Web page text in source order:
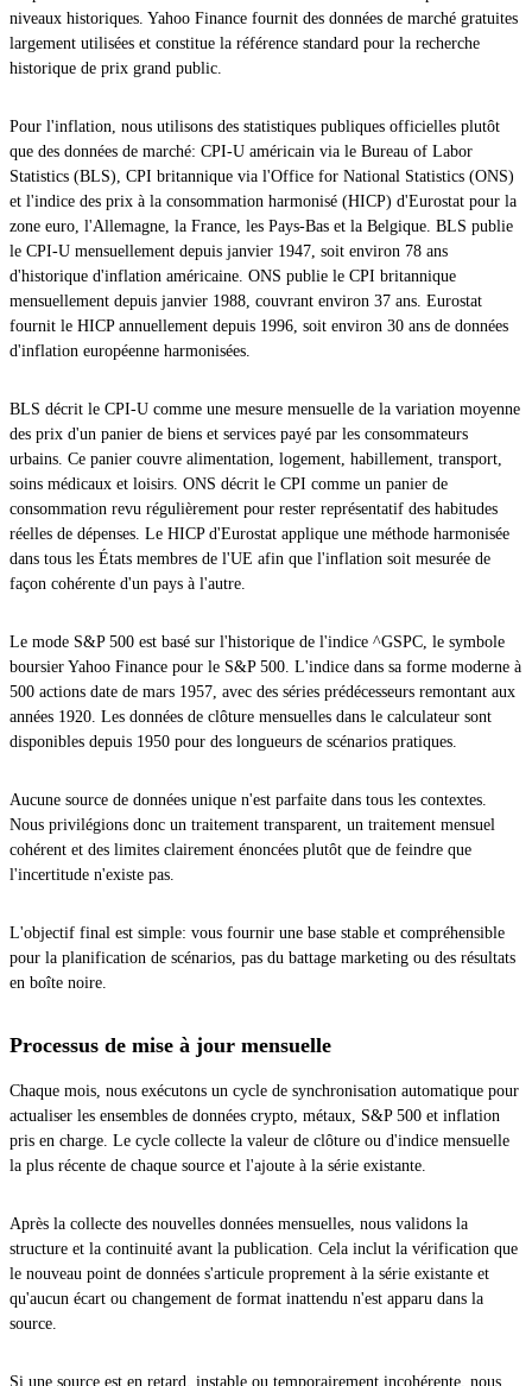
niveaux historiques. Yahoo Finance fournit des données de marché gratuites
largement utilisées et constitue la référence standard pour la recherche
historique de prix grand public.
Pour l'inflation, nous utilisons des statistiques publiques officielles plutôt
que des données de marché: CPI-U américain via le Bureau of Labor
Statistics (BLS), CPI britannique via l'Office for National Statistics (ONS)
et l'indice des prix à la consommation harmonisé (HICP) d'Eurostat pour la
zone euro, l'Allemagne, la France, les Pays-Bas et la Belgique. BLS publie
le CPI-U mensuellement depuis janvier 1947, soit environ 78 ans
d'historique d'inflation américaine. ONS publie le CPI britannique
mensuellement depuis janvier 1988, couvrant environ 37 ans. Eurostat
fournit le HICP annuellement depuis 1996, soit environ 30 ans de données
d'inflation européenne harmonisées.
BLS décrit le CPI-U comme une mesure mensuelle de la variation moyenne
des prix d'un panier de biens et services payé par les consommateurs
urbains. Ce panier couvre alimentation, logement, habillement, transport,
soins médicaux et loisirs. ONS décrit le CPI comme un panier de
consommation revu régulièrement pour rester représentatif des habitudes
réelles de dépenses. Le HICP d'Eurostat applique une méthode harmonisée
dans tous les États membres de l'UE afin que l'inflation soit mesurée de
façon cohérente d'un pays à l'autre.
Le mode S&P 500 est basé sur l'historique de l'indice ^GSPC, le symbole
boursier Yahoo Finance pour le S&P 500. L'indice dans sa forme moderne à
500 actions date de mars 1957, avec des séries prédécesseurs remontant aux
années 1920. Les données de clôture mensuelles dans le calculateur sont
disponibles depuis 1950 pour des longueurs de scénarios pratiques.
Aucune source de données unique n'est parfaite dans tous les contextes.
Nous privilégions donc un traitement transparent, un traitement mensuel
cohérent et des limites clairement énoncées plutôt que de feindre que
l'incertitude n'existe pas.
L'objectif final est simple: vous fournir une base stable et compréhensible
pour la planification de scénarios, pas du battage marketing ou des résultats
en boîte noire.
Processus de mise à jour mensuelle
Chaque mois, nous exécutons un cycle de synchronisation automatique pour
actualiser les ensembles de données crypto, métaux, S&P 500 et inflation
pris en charge. Le cycle collecte la valeur de clôture ou d'indice mensuelle
la plus récente de chaque source et l'ajoute à la série existante.
Après la collecte des nouvelles données mensuelles, nous validons la
structure et la continuité avant la publication. Cela inclut la vérification que
le nouveau point de données s'articule proprement à la série existante et
qu'aucun écart ou changement de format inattendu n'est apparu dans la
source.
Si une source est en retard, instable ou temporairement incohérente, nous